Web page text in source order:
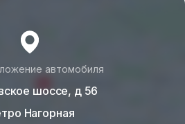
автомобиля
шоссе, д 56
Нагорная